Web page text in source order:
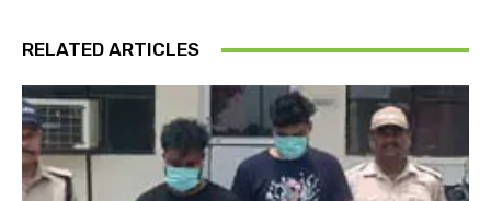
RELATED ARTICLES